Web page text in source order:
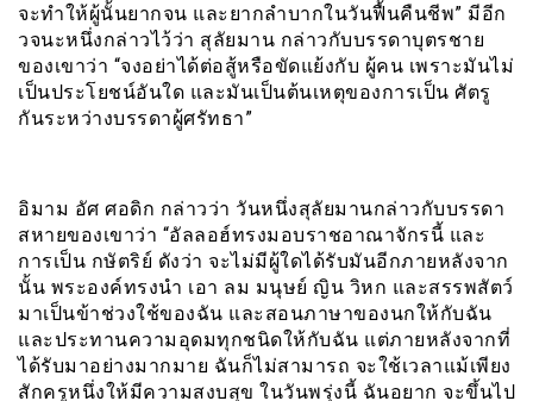
จะทำให้ผู้นั้นยากจน และยากลำบากในวันฟื้นคืนชีพ” มีอีก
วจนะหนึ่งกล่าวไว้ว่า สุลัยมาน กล่าวกับบรรดาบุตรชาย
ของเขาว่า “จงอย่าได้ต่อสู้หรือขัดแย้งกับ ผู้คน เพราะมันไม่
เป็นประโยชน์อันใด และมันเป็นต้นเหตุของการเป็น ศัตรู
กันระหว่างบรรดาผู้ศรัทธา”
อิมาม อัศ ศอดิก กล่าวว่า วันหนึ่งสุลัยมานกล่าวกับบรรดา
สหายของเขาว่า “อัลลอฮ์ทรงมอบราชอาณาจักรนี้ และ
การเป็น กษัตริย์ ดังว่า จะไม่มีผู้ใดได้รับมันอีกภายหลังจาก
นั้น พระองค์ทรงนำ เอา ลม มนุษย์ ญิน วิหก และสรรพสัตว์
มาเป็นข้าช่วงใช้ของฉัน และสอนภาษาของนกให้กับฉัน
และประทานความอุดมทุกชนิดให้กับฉัน แต่ภายหลังจากที่
ได้รับมาอย่างมากมาย ฉันก็ไม่สามารถ จะใช้เวลาแม้เพียง
สักครูหนึ่งให้มีความสงบสุข ในวันพรุ่งนี้ ฉันอยาก จะขึ้นไป